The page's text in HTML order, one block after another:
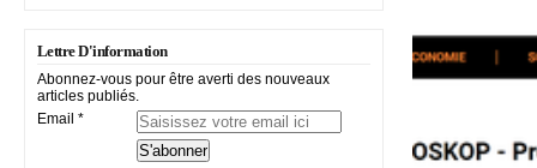
Lettre D'information
Abonnez-vous pour être averti des nouveaux
articles publiés.
Email